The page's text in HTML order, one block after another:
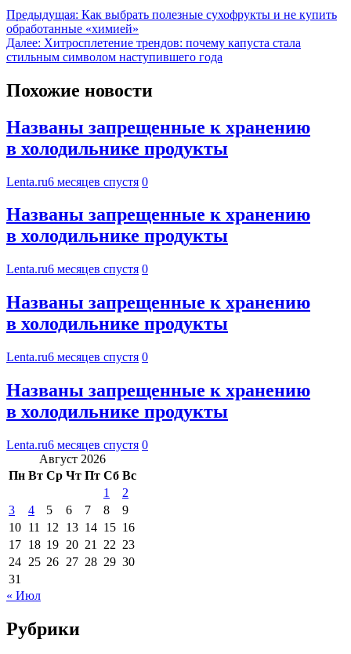
Предыдущая: Как выбрать полезные сухофрукты и не купить
обработанные «химией»
Далее: Хитросплетение трендов: почему капуста стала
стильным символом наступившего года
Похожие новости
Названы запрещенные к хранению
в холодильнике продукты
Lenta.ru6 месяцев спустя 0
Названы запрещенные к хранению
в холодильнике продукты
Lenta.ru6 месяцев спустя 0
Названы запрещенные к хранению
в холодильнике продукты
Lenta.ru6 месяцев спустя 0
Названы запрещенные к хранению
в холодильнике продукты
Lenta.ru6 месяцев спустя 0
Август 2026
Пн Вт Ср Чт Пт Сб Вс
1
2
3
4 5 6 7 8
9
10 11 12 13 14 15 16
17 18 19 20 21 22 23
24 25 26 27 28 29 30
31
« Июл
Рубрики